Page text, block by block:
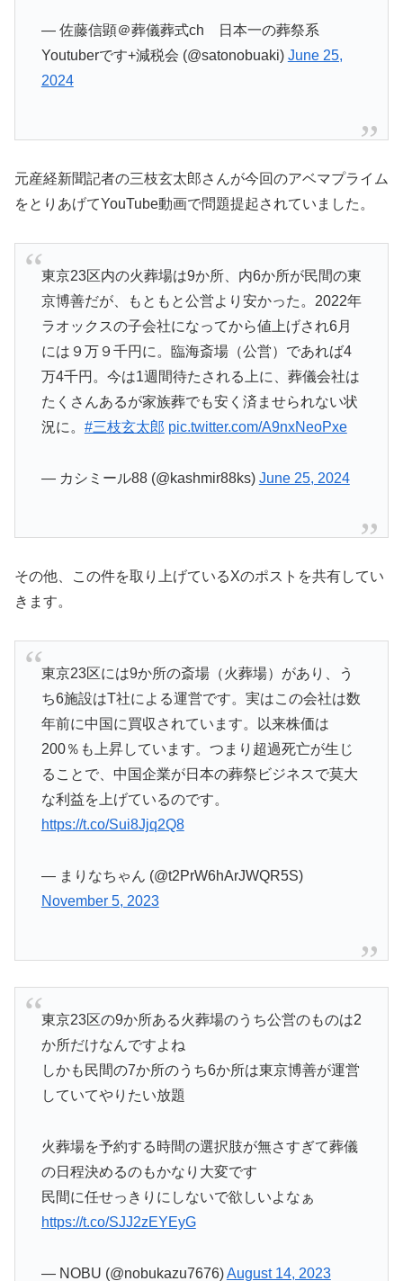
— 佐藤信顕＠葬儀葬式ch 日本一の葬祭系
Youtuberです+減税会 (@satonobuaki) June 25,
2024
元産経新聞記者の三枝玄太郎さんが今回のアベマプライム
をとりあげてYouTube動画で問題提起されていました。
東京23区内の火葬場は9か所、内6か所が民間の東
京博善だが、もともと公営より安かった。2022年
ラオックスの子会社になってから値上げされ6月
には９万９千円に。臨海斎場（公営）であれば4
万4千円。今は1週間待たされる上に、葬儀会社は
たくさんあるが家族葬でも安く済ませられない状
況に。 #三枝玄太郎 pic.twitter.com/A9nxNeoPxe
— カシミール88 (@kashmir88ks) June 25, 2024
その他、この件を取り上げているXのポストを共有してい
きます。
東京23区には9か所の斎場（火葬場）があり、う
ち6施設はT社による運営です。実はこの会社は数
年前に中国に買収されています。以来株価は
200％も上昇しています。つまり超過死亡が生じ
ることで、中国企業が日本の葬祭ビジネスで莫大
な利益を上げているのです。
https://t.co/Sui8Jjq2Q8
— まりなちゃん (@t2PrW6hArJWQR5S)
November 5, 2023
東京23区の9か所ある火葬場のうち公営のものは2
か所だけなんですよね
しかも民間の7か所のうち6か所は東京博善が運営
していてやりたい放題
火葬場を予約する時間の選択肢が無さすぎて葬儀
の日程決めるのもかなり大変です
民間に任せっきりにしないで欲しいよなぁ
https://t.co/SJJ2zEYEyG
— NOBU (@nobukazu7676)August 14, 2023